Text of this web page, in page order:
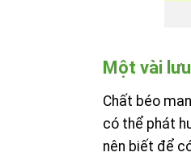
Một vài
Chất béo
có thể phát
nên biết để